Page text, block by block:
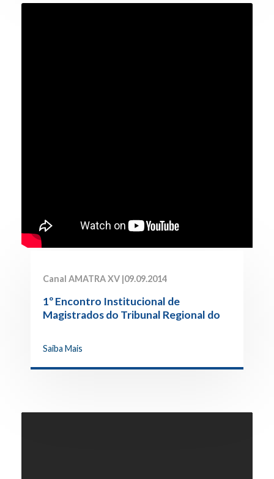
Canal AMATRA XV |09.09.2014
1º Encontro Institucional de
Magistrados do Tribunal Regional do
Saiba Mais